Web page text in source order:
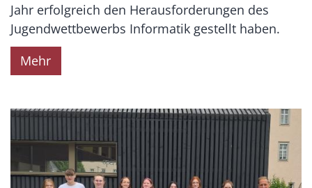
Jahr erfolgreich den Herausforderungen des
Jugendwettbewerbs Informatik gestellt haben.
Mehr